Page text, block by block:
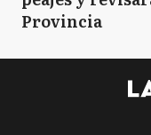
Provincia